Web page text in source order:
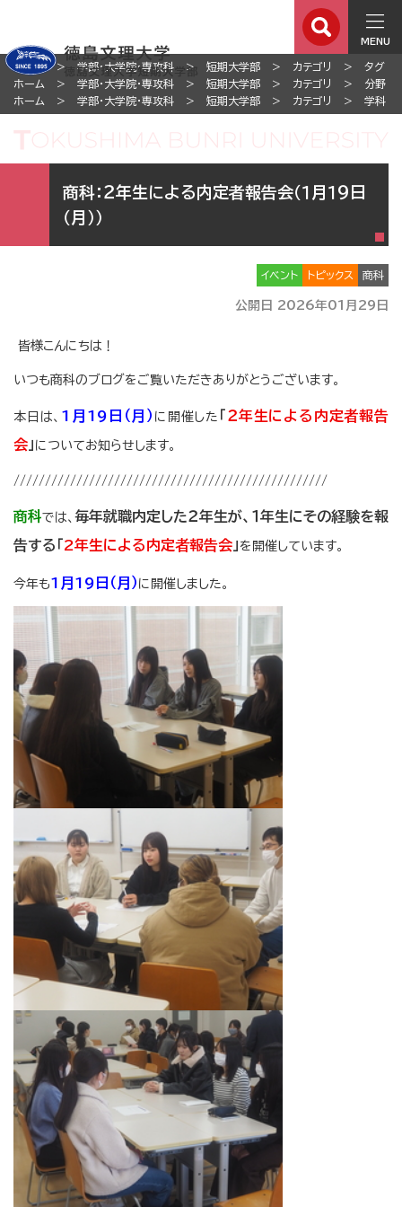
MENU
ホーム 学部・大学院・専攻科 短期大学部 カテゴリ
タグ
ホーム
学部・大学院・専攻科 短期大学部 カテゴリ
分野
ホーム
学部・大学院・専攻科 短期大学部 カテゴリ 学科
商科：２年生による内定者報告会（１月１９日
（月））
イベント トピックス 商科
公開日 2026年01月29日
皆様こんにちは！
いつも商科のブログをご覧いただきありがとうございます。
本日は、 1 月19日（月） に開催した
２年生による内定者報告
会 」 についてお知らせします。
//////////////////////////////////////////////////
商科では、毎年就職内定した２年生が、１年生にその経験を報
告する「 2年生による内定者報告会 」 を開催しています。
今年も1月19日（月） に開催しました。